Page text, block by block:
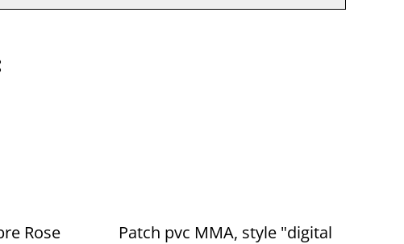
Rose
Patch pvc MMA, style "digital